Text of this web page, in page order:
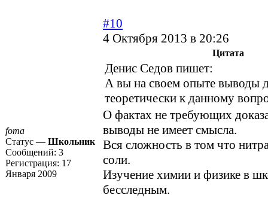
foma
Статус — Школьник
Сообщений: 3
Регистрация: 17
Января 2009
#10
4 Октября 2013 в 20:26
Цитата
Денис Седов пишет:
А вы на своем опыте выводы
теоретически к данному
О фактах не требующих
выводы не имеет смысла.
Вся сложность в том что
соли.
Изучение химии и физике в
бесследным.